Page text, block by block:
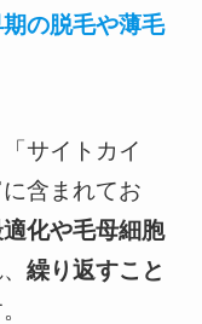
の脱毛や薄毛
サイトカイ
含まれてお
化や毛母細胞
繰り返すこと